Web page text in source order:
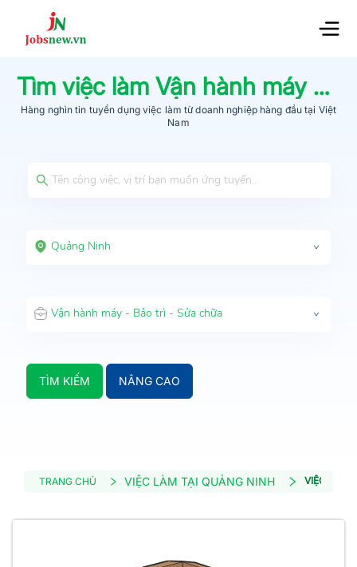
Tìm việc làmVận hành máy - Bảo trì - Sửa chữa
Hàng nghìn tin tuyển dụng việc làm từdoanh nghiệp hàng đầu tại Việt
Nam
Quảng Ninh
Vận hành máy - Bảo trì - Sửa chữa
TÌM KIẾM NÂNG CAO
TRANG CHỦ VIỆC LÀM TẠI QUẢNG NINH VIỆC LÀM